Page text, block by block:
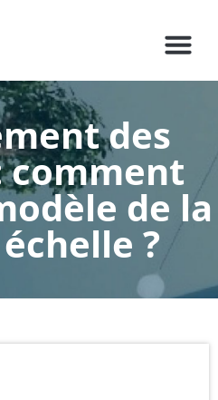
des
comment
de la
?